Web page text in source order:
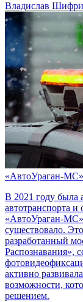
Владислав
«АвтоУраган-МС»
В 2021 году была
автотранспорта и
«АвтоУраган-
существовало.
разработанный
Распознавания»,
активно
возможности,
решением.